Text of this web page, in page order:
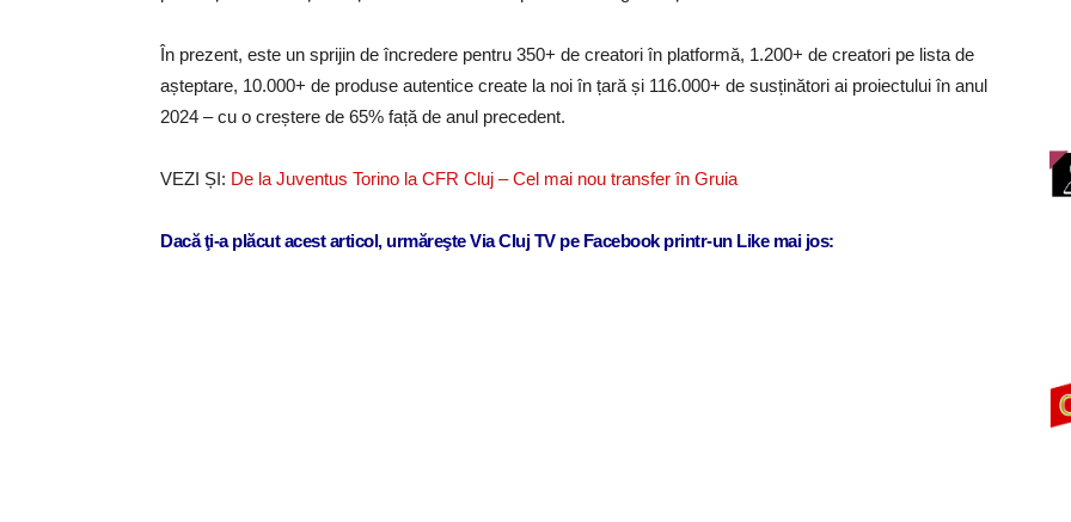
În prezent, este un sprijin de încredere pentru 350+ de creatori în platformă, 1.200+ de creatori pe lista de
așteptare, 10.000+ de produse autentice create la noi în țară și 116.000+ de susținători ai proiectului în anul
2024 – cu o creștere de 65% față de anul precedent.
VEZI ȘI: De la Juventus Torino la CFR Cluj – Cel mai nou transfer în Gruia
Dacă ţi-a plăcut acest articol, urmăreşte Via Cluj TV pe Facebook printr-un Like mai jos: